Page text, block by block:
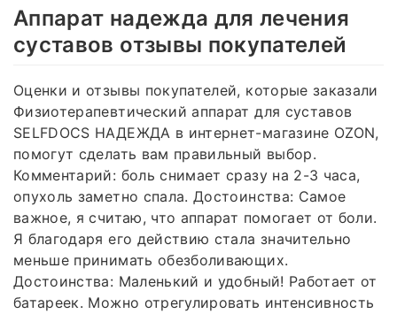
Аппарат надежда для лечения
суставов отзывы покупателей
Оценки и отзывы покупателей, которые заказали
Физиотерапевтический аппарат для суставов
SELFDOCS НАДЕЖДА в интернет-магазине OZON,
помогут сделать вам правильный выбор.
Комментарий: боль снимает сразу на 2-3 часа,
опухоль заметно спала. Достоинства: Самое
важное, я считаю, что аппарат помогает от боли.
Я благодаря его действию стала значительно
меньше принимать обезболивающих.
Достоинства: Маленький и удобный! Работает от
батареек. Можно отрегулировать интенсивность